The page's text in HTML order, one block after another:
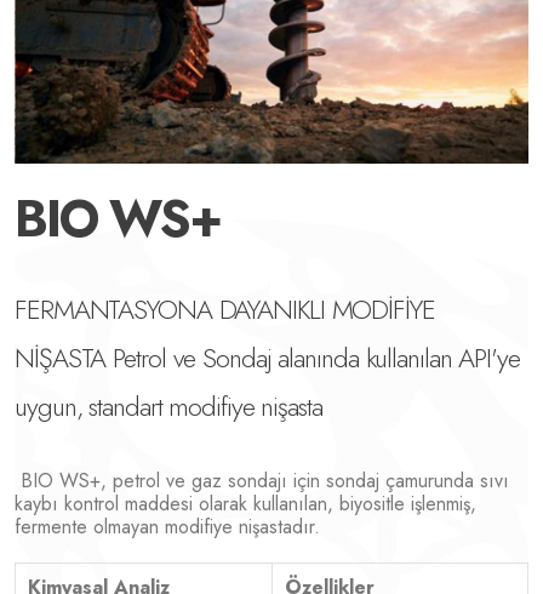
BIO WS+
FERMANTASYONA DAYANIKLI MODİFİYE
NİŞASTA Petrol ve Sondaj alanında kullanılan API'ye
uygun, standart modifiye nişasta
BIO WS+, petrol ve gaz sondajı için sondaj çamurunda sıvı
kaybı kontrol maddesi olarak kullanılan, biyositle işlenmiş,
fermente olmayan modifiye nişastadır.
Kimyasal Analiz Özellikler